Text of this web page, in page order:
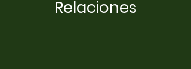
Relaciones